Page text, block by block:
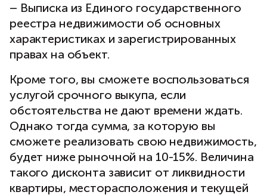
– Выписка из Единого государственного
реестра недвижимости об основных
характеристиках и зарегистрированных
правах на объект.
Кроме того, вы сможете воспользоваться
услугой срочного выкупа, если
обстоятельства не дают времени ждать.
Однако тогда сумма, за которую вы
сможете реализовать свою недвижимость,
будет ниже рыночной на 10-15%. Величина
такого дисконта зависит от ликвидности
квартиры, месторасположения и текущей